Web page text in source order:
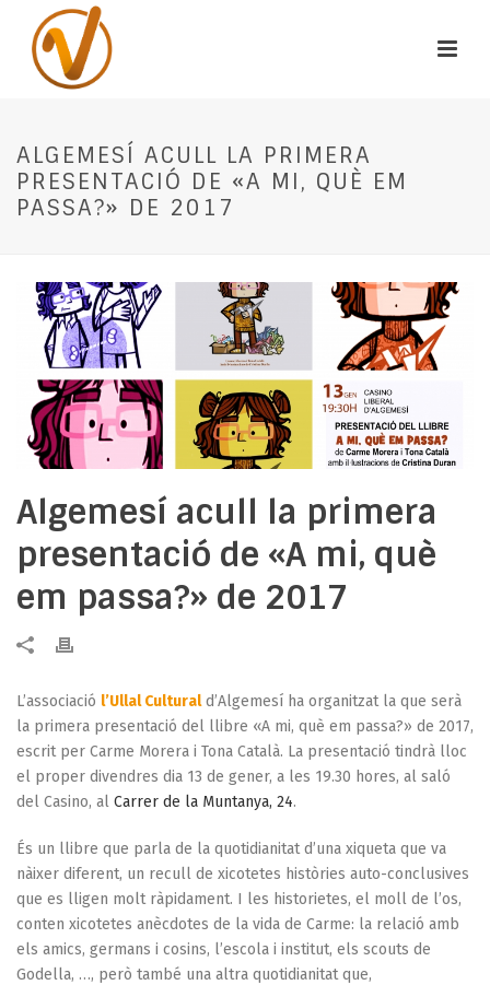
ALGEMESÍ ACULL LA PRIMERA
PRESENTACIÓ DE «A MI, QUÈ EM
PASSA?» DE 2017
Algemesí acull la primera
presentació de «A mi, què
em passa?» de 2017
L’associació l’Ullal Culturald’Algemesí ha organitzat la que serà
la primera presentació del llibre «A mi, què em passa?» de 2017,
escrit per Carme Morera i Tona Català. La presentació tindrà lloc
el proper divendres dia 13 de gener, a les 19.30 hores, al saló
del Casino, al Carrer de la Muntanya, 24.
És un llibre que parla de la quotidianitat d’una xiqueta que va
nàixer diferent, un recull de xicotetes històries auto-conclusives
que es lligen molt ràpidament. I les historietes, el moll de l’os,
conten xicotetes anècdotes de la vida de Carme: la relació amb
els amics, germans i cosins, l’escola i institut, els scouts de
Godella, …, però també una altra quotidianitat que,